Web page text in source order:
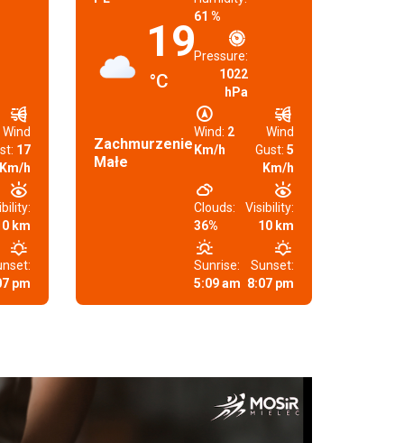
Wind
17
Km/h
km
pm
19
°C
Zachmurzenie
Małe
61 %
Pressure:
1022
hPa
Wind: 2
Km/h
Wind
Gust: 5
Km/h
Clouds:
36%
Visibility:
10 km
Sunrise:
5:09 am
Sunset:
8:07 pm